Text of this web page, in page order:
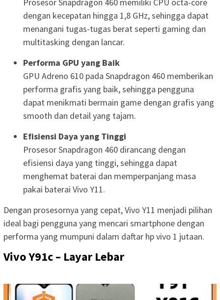
Prosesor Snapdragon 460 memiliki CPU octa-core
dengan kecepatan hingga 1,8 GHz, sehingga dapat
menangani tugas-tugas berat seperti gaming dan
multitasking dengan lancar.
Performa GPU yang Baik
GPU Adreno 610 pada Snapdragon 460 memberikan
performa grafis yang baik, sehingga pengguna
dapat menikmati bermain game dengan grafis yang
smooth dan detail yang tajam.
Efisiensi Daya yang Tinggi
Prosesor Snapdragon 460 dirancang dengan
efisiensi daya yang tinggi, sehingga dapat
menghemat baterai dan memperpanjang masa
pakai baterai Vivo Y11.
Dengan prosesornya yang cepat, Vivo Y11 menjadi pilihan
ideal bagi pengguna yang mencari smartphone dengan
performa yang mumpuni dalam daftar hp vivo 1 jutaan.
Vivo Y91c – Layar Lebar